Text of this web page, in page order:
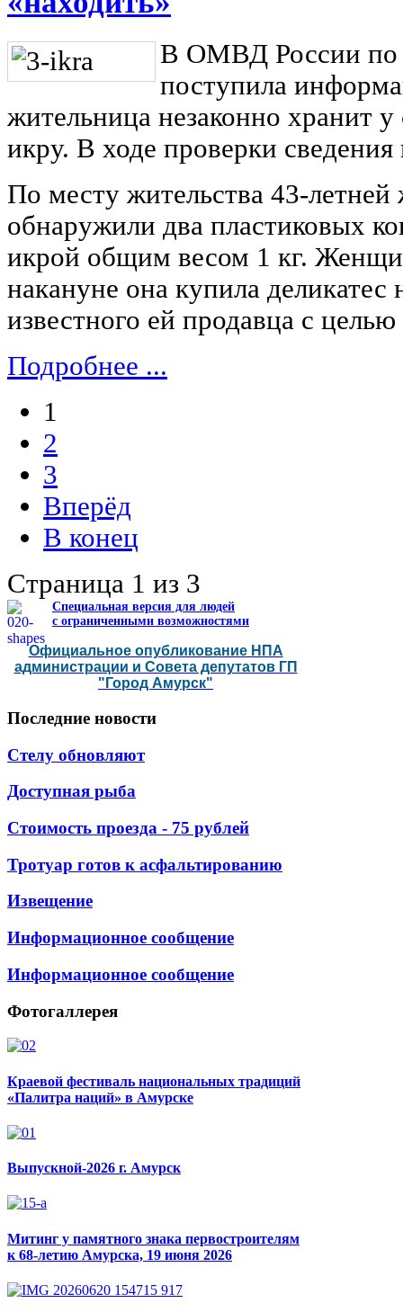
В ОМВД России по
поступила
жительница незаконно хранит
икру. В ходе проверки сведения
По месту жительства 43-
обнаружили два пластиковых
икрой общим весом 1 кг.
накануне она купила
известного ей продавца с
Подробнее ...
1
2
3
Вперёд
В конец
Страница 1 из 3
Специальная версия для людей
с ограниченными возможностями
Официальное опубликование НПА
администрации и Совета депутатов ГП
"Город Амурск"
Последние новости
Стелу обновляют
Доступная рыба
Стоимость проезда - 75 рублей
Тротуар готов к асфальтированию
Извещение
Информационное сообщение
Информационное сообщение
Фотогаллерея
Краевой фестиваль национальных традиций
«Палитра наций» в Амурске
Выпускной-2026 г. Амурск
Митинг у памятного знака первостроителям
к 68-летию Амурска, 19 июня 2026